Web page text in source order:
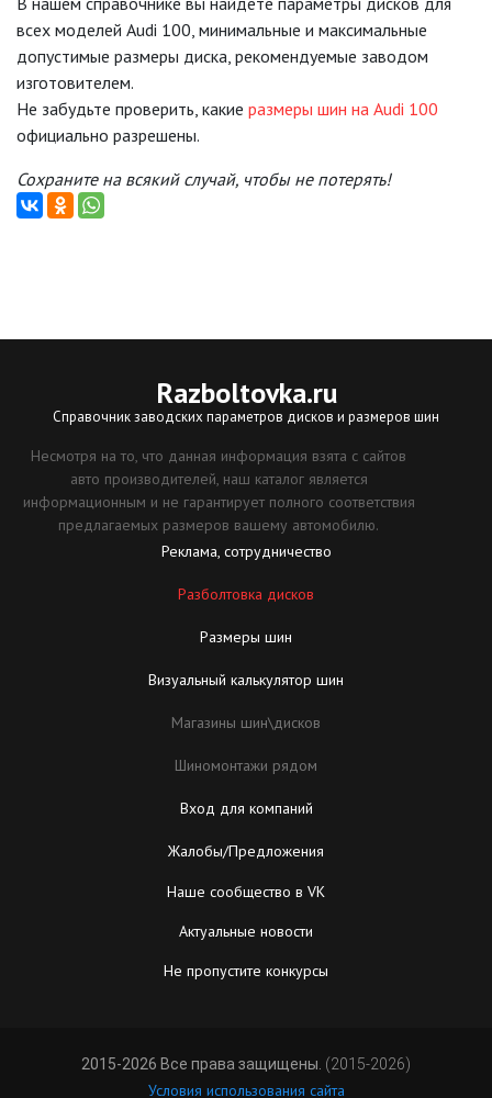
всех моделей Audi 100, минимальные и максимальные
допустимые размеры диска, рекомендуемые заводом
изготовителем.
Не забудьте проверить, какие размеры шин на Audi 100
официально разрешены.
Сохраните на всякий случай, чтобы не потерять!
Razboltovka.ru
Справочник заводских параметров дисков и размеров шин
Несмотря на то, что данная информация взята с сайтов
авто производителей, наш каталог является
информационным и не гарантирует полного соответствия
предлагаемых размеров вашему автомобилю.
Реклама, сотрудничество
Разболтовка дисков
Размеры шин
Визуальный калькулятор шин
Магазины шин\дисков
Шиномонтажи рядом
Вход для компаний
Жалобы/Предложения
Наше сообщество в VK
Актуальные новости
Не пропустите конкурсы
2015-2026 Все права защищены. (2015-2026)
Условия использования сайта